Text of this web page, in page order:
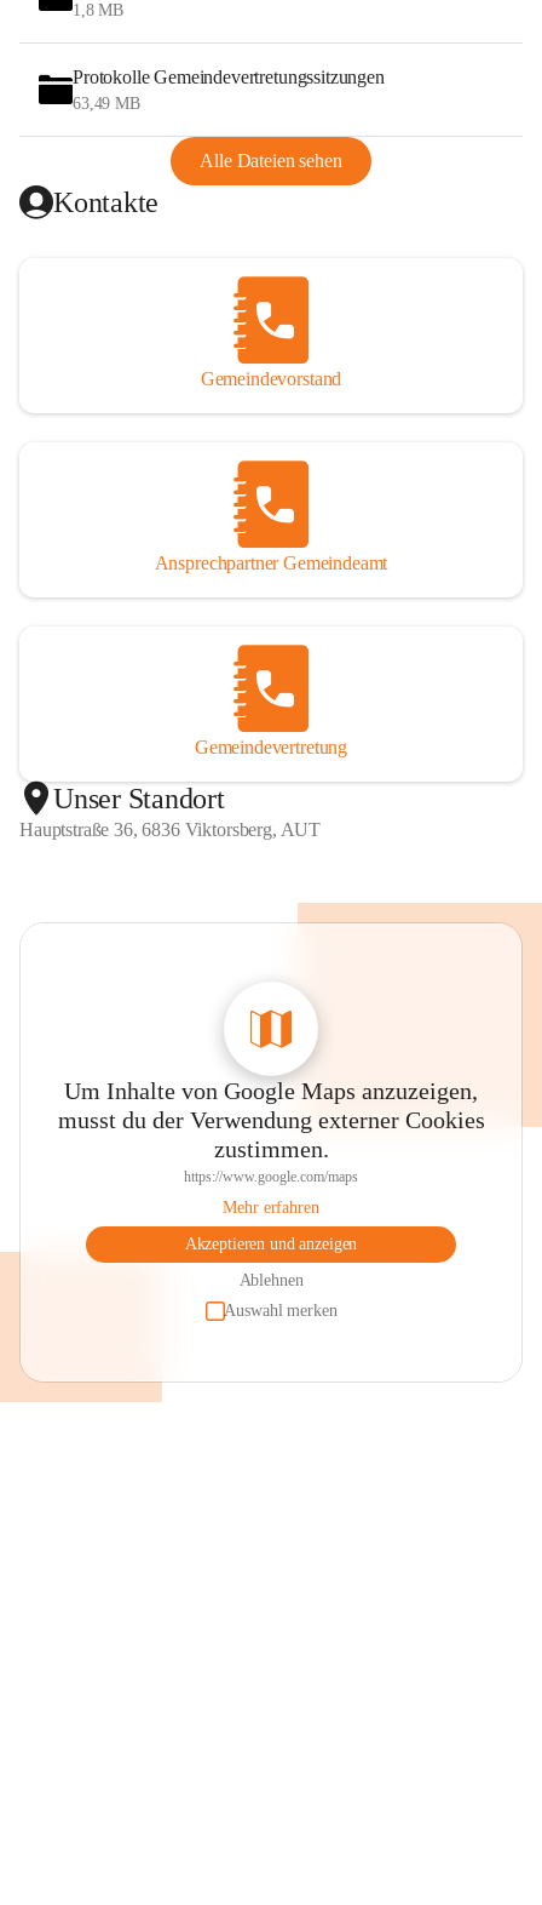
1,8 MB
Protokolle Gemeindevertretungssitzungen
63,49 MB
Alle Dateien sehen
Kontakte
Gemeindevorstand
Ansprechpartner Gemeindeamt
Gemeindevertretung
Unser Standort
Hauptstraße 36, 6836 Viktorsberg, AUT
Um Inhalte von Google Maps anzuzeigen,
musst du der Verwendung externer Cookies
zustimmen.
https://www.google.com/maps
Mehr erfahren
Akzeptieren und anzeigen
Ablehnen
Auswahl merken